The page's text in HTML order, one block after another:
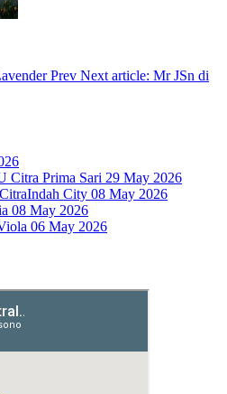
Prev Next article: Mr JSn di
Citra Prima Sari 29 May 2026
City 08 May 2026
08 May 2026
06 May 2026